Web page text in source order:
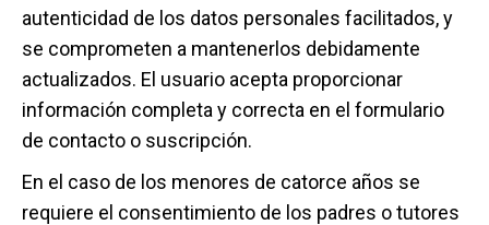
autenticidad de los datos personales facilitados, y
se comprometen a mantenerlos debidamente
actualizados. El usuario acepta proporcionar
información completa y correcta en el formulario
de contacto o suscripción.
En el caso de los menores de catorce años se
requiere el consentimiento de los padres o tutores